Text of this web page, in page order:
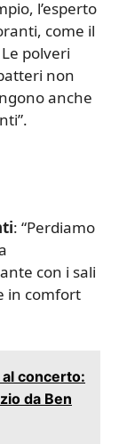
l’esperto
come il
polveri
non
anche
: “Perdiamo
con i sali
in comfort
concerto:
da Ben